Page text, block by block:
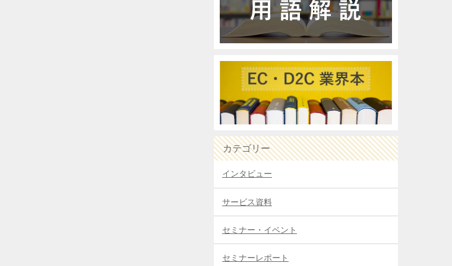
カテゴリー
インタビュー
サービス資料
セミナー・イベント
セミナーレポート